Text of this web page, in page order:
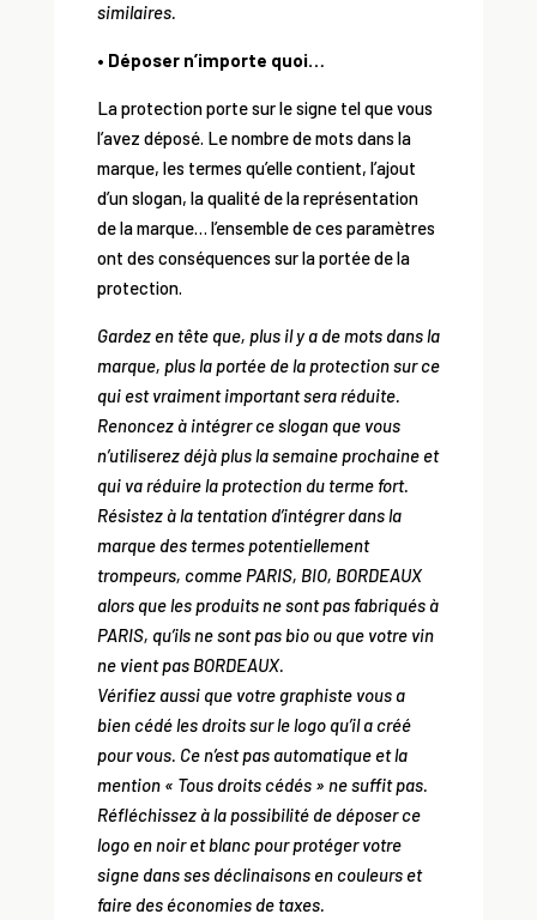
similaires.
• Déposer n’importe quoi…
La protection porte sur le signe tel que vous
l’avez déposé. Le nombre de mots dans la
marque, les termes qu’elle contient, l’ajout
d’un slogan, la qualité de la représentation
de la marque… l’ensemble de ces paramètres
ont des conséquences sur la portée de la
protection.
Gardez en tête que, plus il y a de mots dans la
marque, plus la portée de la protection sur ce
qui est vraiment important sera réduite.
Renoncez à intégrer ce slogan que vous
n’utiliserez déjà plus la semaine prochaine et
qui va réduire la protection du terme fort.
Résistez à la tentation d’intégrer dans la
marque des termes potentiellement
trompeurs, comme PARIS, BIO, BORDEAUX
alors que les produits ne sont pas fabriqués à
PARIS, qu’ils ne sont pas bio ou que votre vin
ne vient pas BORDEAUX.
Vérifiez aussi que votre graphiste vous a
bien cédé les droits sur le logo qu’il a créé
pour vous. Ce n’est pas automatique et la
mention « Tous droits cédés » ne suffit pas.
Réfléchissez à la possibilité de déposer ce
logo en noir et blanc pour protéger votre
signe dans ses déclinaisons en couleurs et
faire des économies de taxes.